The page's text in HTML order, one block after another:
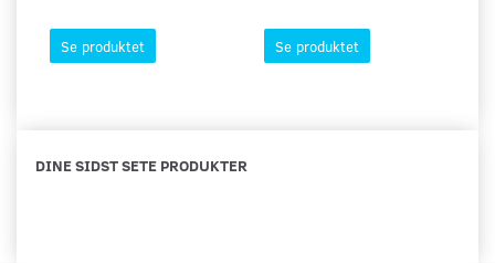
Se produktet Se produktet
DINE SIDST SETE PRODUKTER